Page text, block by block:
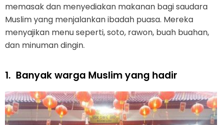
memasak dan menyediakan makanan bagi saudara
Muslim yang menjalankan ibadah puasa. Mereka
menyajikan menu seperti, soto, rawon, buah buahan,
dan minuman dingin.
1. Banyak warga Muslim yang hadir